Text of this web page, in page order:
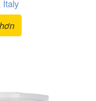
Italy